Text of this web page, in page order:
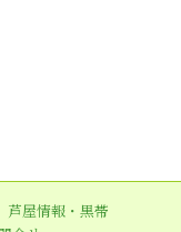
芦屋情報・黒帯